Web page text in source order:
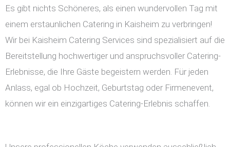
Es gibt nichts Schöneres, als einen wundervollen Tag mit
einem erstaunlichen Catering in Kaisheim zu verbringen!
Wir bei Kaisheim Catering Services sind spezialisiert auf die
Bereitstellung hochwertiger und anspruchsvoller Catering-
Erlebnisse, die Ihre Gäste begeistern werden. Für jeden
Anlass, egal ob Hochzeit, Geburtstag oder Firmenevent,
können wir ein einzigartiges Catering-Erlebnis schaffen.